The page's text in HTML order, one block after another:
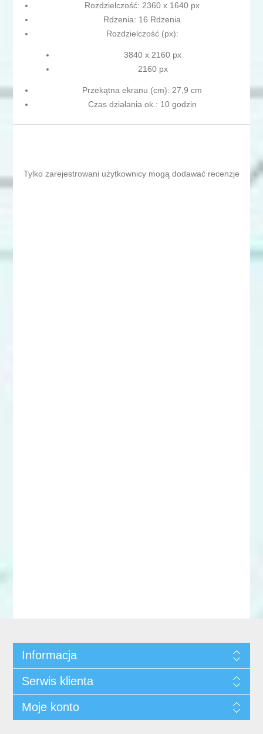
Rozdzielczość: 2360 x 1640 px
Rdzenia: 16 Rdzenia
Rozdzielczość (px):
3840 x 2160 px
2160 px
Przekątna ekranu (cm): 27,9 cm
Czas działania ok.: 10 godzin
Tylko zarejestrowani użytkownicy mogą dodawać recenzje
Informacja
Serwis klienta
Moje konto